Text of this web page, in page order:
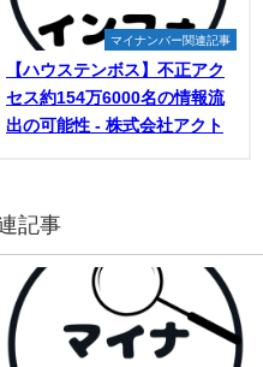
マイナンバー関連記事
【ハウステンボス】不正アク
セス約154万6000名の情報流
出の可能性 - 株式会社アクト
記事